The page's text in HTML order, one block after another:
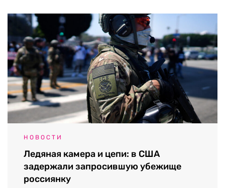
НОВОСТИ
Ледяная камера и цепи: в США
задержали запросившую убежище
россиянку